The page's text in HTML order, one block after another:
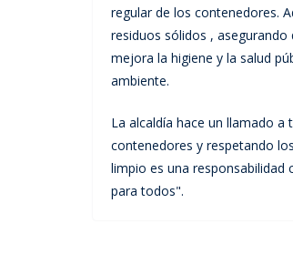
regular de los contenedores.
residuos sólidos ,
mejora la higiene y la salud
ambiente.
La alcaldía hace un llamado
contenedores y respetando
limpio es una responsabilidad
para todos".